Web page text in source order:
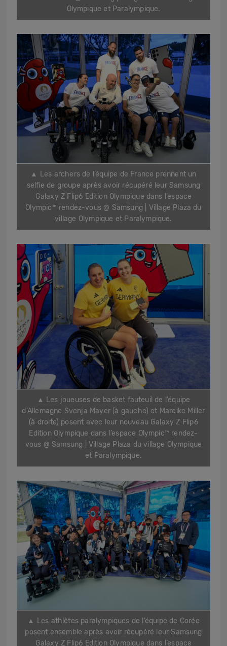
Olympique et Paralympique.
▲ Les archers de l’équipe de France prennent un
selfie de groupe après avoir récupéré leur Samsung
Galaxy Z Flip6 Edition Olympique dans l’espace
Olympic™ rendez-vous @ Samsung | Village Plaza du
village Olympique et Paralympique.
▲ Les joueuses de basket fauteuil de l’équipe
d’Allemagne Svenja Mayer (à gauche) et Mareike Miller
(à droite) posent avec leur nouveau Galaxy Z Flip6
Edition Olympique dans l’espace Olympic™ rendez-
vous @ Samsung | Village Plaza du village Olympique
et Paralympique.
▲ Les athlètes paralympiques de l’équipe de Corée
posent ensemble après avoir récupéré leur Samsung
Galaxy Z Flip6 Edition Olympique dans l’espace